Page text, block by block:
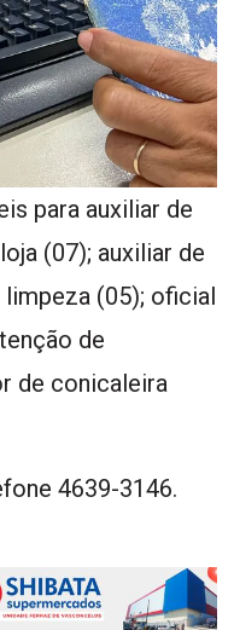
para auxiliar de
(07); auxiliar de
(05); oficial
de
de conicaleira
4639-3146.